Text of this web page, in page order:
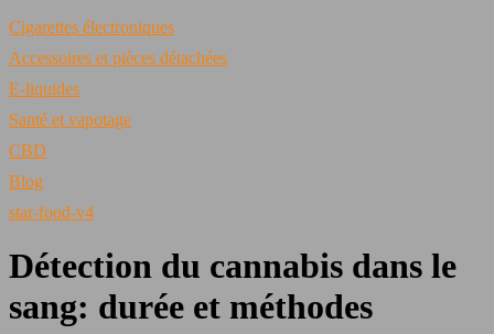
Cigarettes électroniques
Accessoires et pièces détachées
E-liquides
Santé et vapotage
CBD
Blog
star-food-v4
Détection du cannabis dans le
sang: durée et méthodes